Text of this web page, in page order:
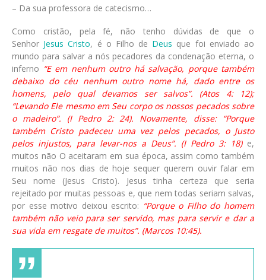
– Da sua professora de catecismo…
Como cristão, pela fé, não tenho dúvidas de que o
Senhor Jesus Cristo, é o Filho de Deus que foi enviado ao
mundo para salvar a nós pecadores da condenação eterna, o
inferno “E em nenhum outro há salvação, porque também
debaixo do céu nenhum outro nome há, dado entre os
homens, pelo qual devamos ser salvos”. (Atos 4: 12);
“Levando Ele mesmo em Seu corpo os nossos pecados sobre
o madeiro”. (I Pedro 2: 24). Novamente, disse: “Porque
também Cristo padeceu uma vez pelos pecados, o Justo
pelos injustos, para levar-nos a Deus”. (I Pedro 3: 18)e,
muitos não O aceitaram em sua época, assim como também
muitos não nos dias de hoje sequer querem ouvir falar em
Seu nome (Jesus Cristo). Jesus tinha certeza que seria
rejeitado por muitas pessoas e, que nem todas seriam salvas,
por esse motivo deixou escrito: “Porque o Filho do homem
também não veio para ser servido, mas para servir e dar a
sua vida em resgate de muitos”. (Marcos 10:45).